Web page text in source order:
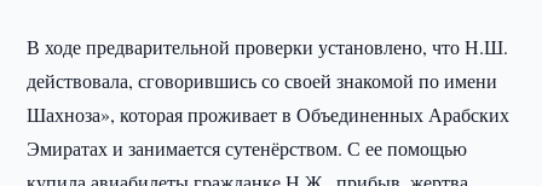
В ходе предварительной проверки установлено, что Н.Ш.
действовала, сговорившись со своей знакомой по имени
Шахноза», которая проживает в Объединенных Арабских
Эмиратах и занимается сутенёрством. С ее помощью